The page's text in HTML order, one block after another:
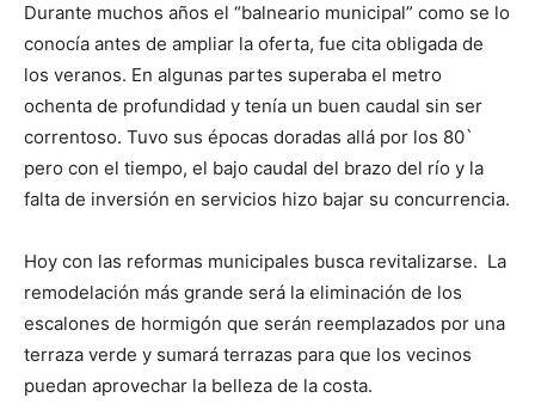
Durante muchos años el “balneario municipal” como se lo
conocía antes de ampliar la oferta, fue cita obligada de
los veranos. En algunas partes superaba el metro
ochenta de profundidad y tenía un buen caudal sin ser
correntoso. Tuvo sus épocas doradas allá por los 80`
pero con el tiempo, el bajo caudal del brazo del río y la
falta de inversión en servicios hizo bajar su concurrencia.
Hoy con las reformas municipales busca revitalizarse. La
remodelación más grande será la eliminación de los
escalones de hormigón que serán reemplazados por una
terraza verde y sumará terrazas para que los vecinos
puedan aprovechar la belleza de la costa.